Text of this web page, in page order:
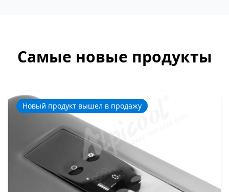
Самые новые продукты
Новый продукт вышел в продажу